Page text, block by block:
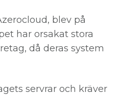
blev på
har orsakat stora
då deras system
servrar och kräver